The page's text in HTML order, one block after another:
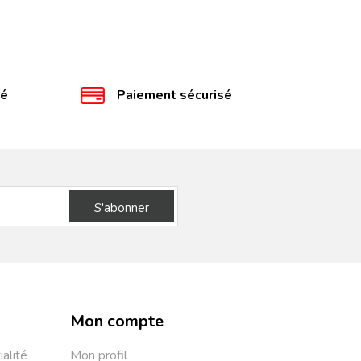
Paiement sécurisé
S'abonner
Mon compte
Mon profil